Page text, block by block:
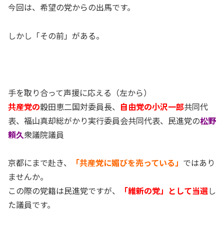
今回は、希望の党からの出馬です。
しかし「その前」がある。
手を取り合って声援に応える（左から）
共産党の穀田恵二国対委員長、 自由党の小沢一郎共同代
表、福山真却総がかり実行委員会共同代表、民進党の松野
頼久衆議院議員
京都にまで赴き、 「共産党に媚びを売っている」 ではあり
ませんか。
この際の党籍は民進党ですが、
「維新の党」として当選し
た議員です。